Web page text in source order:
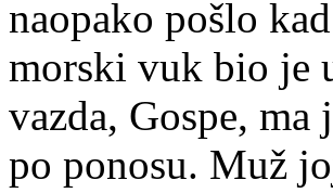
naopako pošlo
morski vuk bio je
vazda, Gospe,
po ponosu. Muž